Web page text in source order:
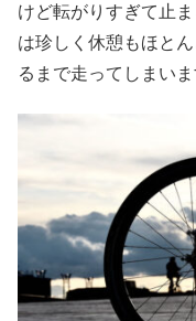
けど転がりすぎて止
は珍しく休憩もほと
るまで走ってしまいま